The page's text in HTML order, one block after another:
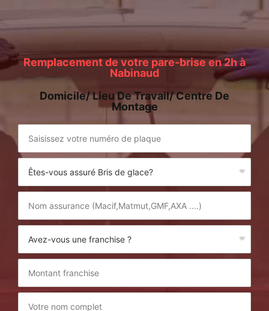
Remplacement de votre pare-brise en 2h à
Nabinaud
Domicile/ Lieu De Travail/ Centre De
Montage